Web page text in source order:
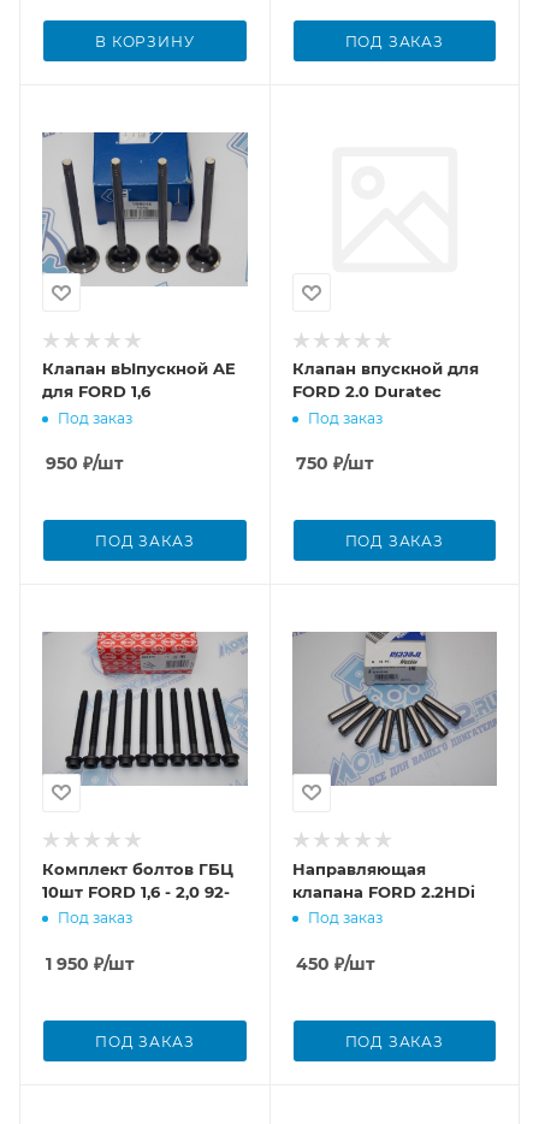
В КОРЗИНУ ПОД ЗАКАЗ
Клапан вЫпускной AE
для FORD 1,6
Под заказ
950 ₽/шт
ПОД ЗАКАЗ
Клапан впускной для
FORD 2.0 Duratec
Под заказ
750 ₽/шт
ПОД ЗАКАЗ
Комплект болтов ГБЦ
10шт FORD 1,6 - 2,0 92-
Под заказ
1 950 ₽/шт
ПОД ЗАКАЗ
Направляющая
клапана FORD 2.2HDi
Под заказ
450 ₽/шт
ПОД ЗАКАЗ